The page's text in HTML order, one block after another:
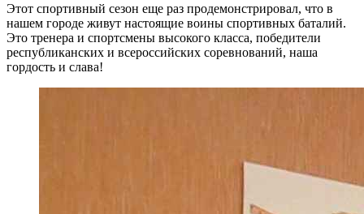
Этот спортивный сезон еще раз продемонстрировал, что в
нашем городе живут настоящие воины спортивных баталий.
Это тренера и спортсмены высокого класса, победители
республиканских и всероссийских соревнований, наша
гордость и слава!